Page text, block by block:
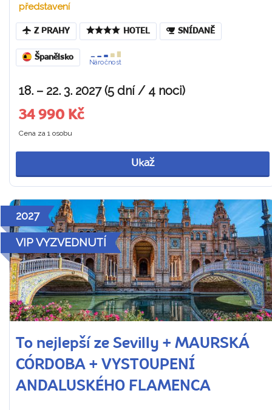
představení
Z PRAHY HOTEL SNÍDANĚ
Španělsko
Náročnost
18. – 22. 3. 2027 (5 dní / 4 noci)
34 990 Kč
Cena za 1 osobu
Ukaž
2027
VIP VYZVEDNUTÍ
To nejlepší ze Sevilly + MAURSKÁ
CÓRDOBA + VYSTOUPENÍ
ANDALUSKÉHO FLAMENCA